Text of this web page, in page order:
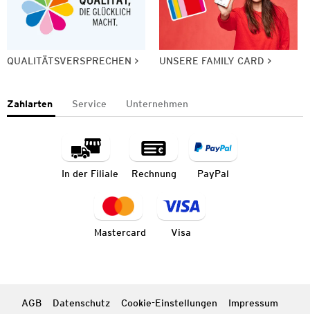
QUALITÄTSVERSPRECHEN UNSERE FAMILY CARD
Zahlarten Service Unternehmen
In der Filiale Rechnung PayPal
Mastercard Visa
AGB Datenschutz Cookie-Einstellungen
Impressum